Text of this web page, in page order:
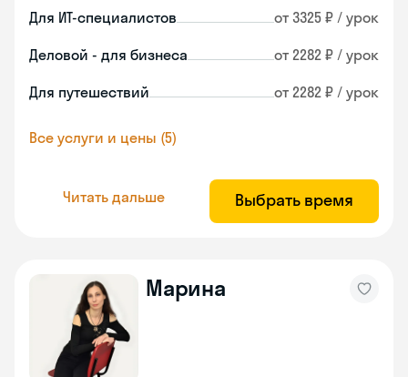
Для ИТ-специалистов от 3325 ₽ / урок
Деловой - для бизнеса от 2282 ₽ / урок
Для путешествий от 2282 ₽ / урок
Все услуги и цены (5)
Читать дальше Выбрать время
Марина